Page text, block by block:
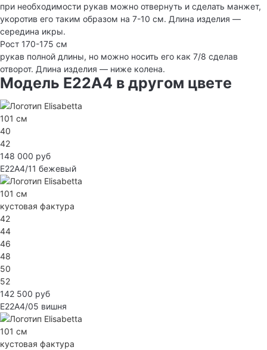
при необходимости рукав можно отвернуть и сделать манжет,
укоротив его таким образом на 7-10 см. Длина изделия —
середина икры.
Рост 170-175 см
рукав полной длины, но можно носить его как 7/8 сделав
отворот. Длина изделия — ниже колена.
Модель E22A4 в другом цвете
101 см
40
42
148 000 руб
E22A4/11 бежевый
101 см
кустовая фактура
42
44
46
48
50
52
142 500 руб
E22A4/05 вишня
101 см
кустовая фактура